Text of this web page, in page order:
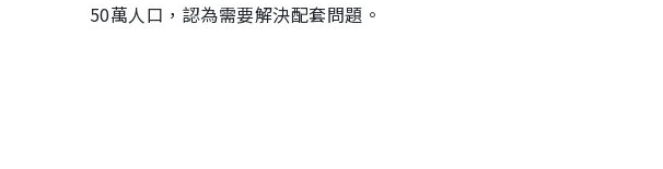
50萬人口，認為需要解決配套問題。